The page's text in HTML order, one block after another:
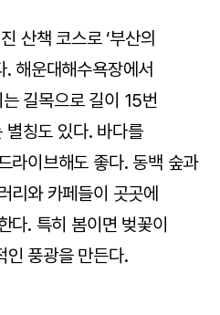
산책 코스로 ‘부산의
. 해운대해수욕장에서
길목으로 길이 15번
별칭도 있다. 바다를
라이브해도 좋다. 동백 숲과
리와 카페들이 곳곳에
다. 특히 봄이면 벚꽃이
인 풍광을 만든다.